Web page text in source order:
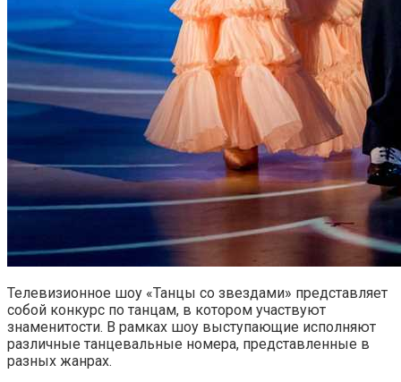
Телевизионное шоу «Танцы со звездами» представляет
собой конкурс по танцам, в котором участвуют
знаменитости. В рамках шоу выступающие исполняют
различные танцевальные номера, представленные в
разных жанрах.